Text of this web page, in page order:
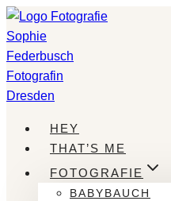
Zum
Inhalt
springen
HEY
THAT’S ME
FOTOGRAFIE
BABYBAUCH